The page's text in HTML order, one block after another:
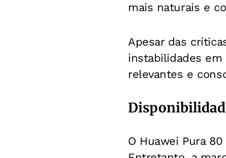
mais naturais e
Apesar das
instabilidades em
relevantes e
O Huawei Pura